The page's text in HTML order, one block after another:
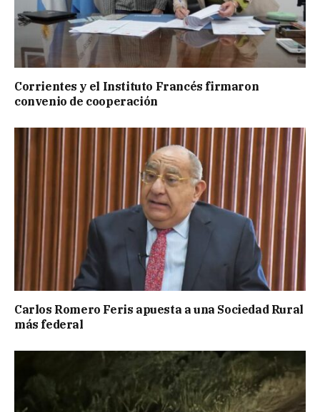
Corrientes y el Instituto Francés firmaron
convenio de cooperación
Carlos Romero Feris apuesta a una Sociedad Rural
más federal